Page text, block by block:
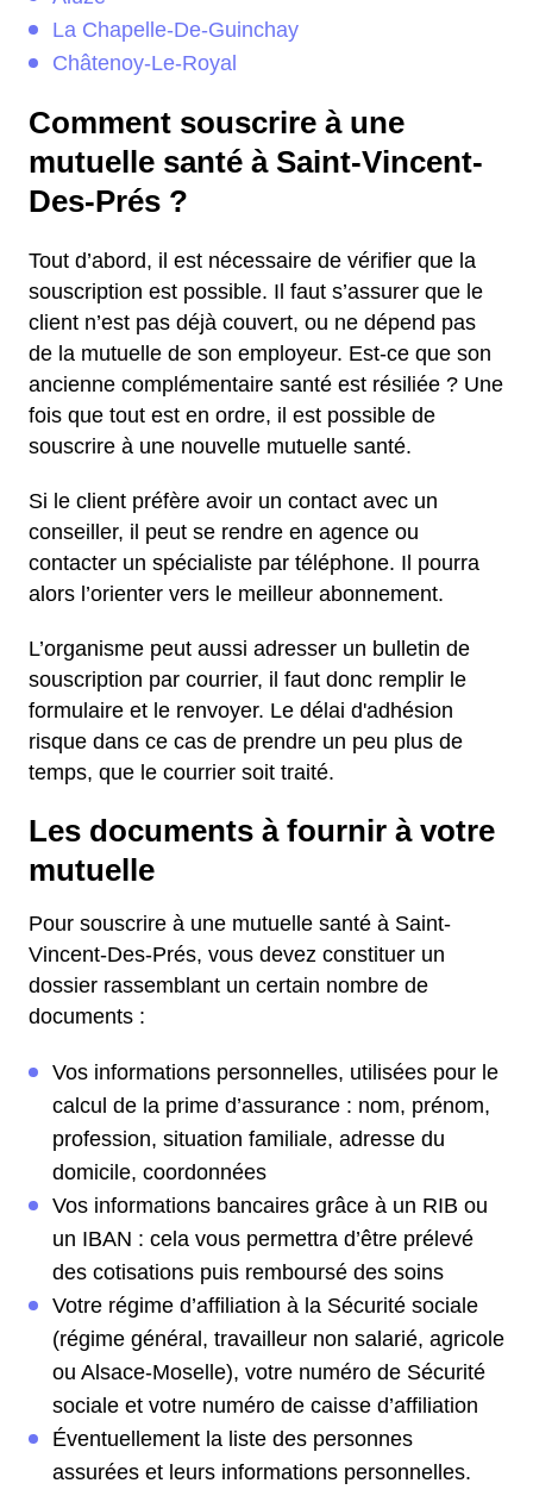
La Chapelle-De-Guinchay
Châtenoy-Le-Royal
Comment souscrire à une
mutuelle santé à Saint-Vincent-
Des-Prés ?
Tout d’abord, il est nécessaire de vérifier que la
souscription est possible. Il faut s’assurer que le
client n’est pas déjà couvert, ou ne dépend pas
de la mutuelle de son employeur. Est-ce que son
ancienne complémentaire santé est résiliée ? Une
fois que tout est en ordre, il est possible de
souscrire à une nouvelle mutuelle santé.
Si le client préfère avoir un contact avec un
conseiller, il peut se rendre en agence ou
contacter un spécialiste par téléphone. Il pourra
alors l’orienter vers le meilleur abonnement.
L’organisme peut aussi adresser un bulletin de
souscription par courrier, il faut donc remplir le
formulaire et le renvoyer. Le délai d'adhésion
risque dans ce cas de prendre un peu plus de
temps, que le courrier soit traité.
Les documents à fournir à votre
mutuelle
Pour souscrire à une mutuelle santé à Saint-
Vincent-Des-Prés, vous devez constituer un
dossier rassemblant un certain nombre de
documents :
Vos informations personnelles, utilisées pour le
calcul de la prime d’assurance : nom, prénom,
profession, situation familiale, adresse du
domicile, coordonnées
Vos informations bancaires grâce à un RIB ou
un IBAN : cela vous permettra d’être prélevé
des cotisations puis remboursé des soins
Votre régime d’affiliation à la Sécurité sociale
(régime général, travailleur non salarié, agricole
ou Alsace-Moselle), votre numéro de Sécurité
sociale et votre numéro de caisse d’affiliation
Éventuellement la liste des personnes
assurées et leurs informations personnelles.